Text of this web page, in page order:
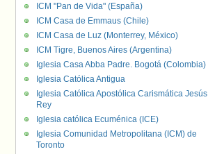
ICM "Pan de Vida" (España)
ICM Casa de Emmaus (Chile)
ICM Casa de Luz (Monterrey, México)
ICM Tigre, Buenos Aires (Argentina)
Iglesia Casa Abba Padre. Bogotá (Colombia)
Iglesia Católica Antigua
Iglesia Católica Apostólica Carismática Jesús
Rey
Iglesia católica Ecuménica (ICE)
Iglesia Comunidad Metropolitana (ICM) de
Toronto